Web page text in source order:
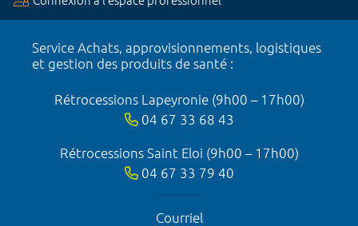
Service Achats, approvisionnements, logistiques
et gestion des produits de santé :
Rétrocessions Lapeyronie (9h00 – 17h00)
04 67 33 68 43
Rétrocessions Saint Eloi (9h00 – 17h00)
04 67 33 79 40
Courriel